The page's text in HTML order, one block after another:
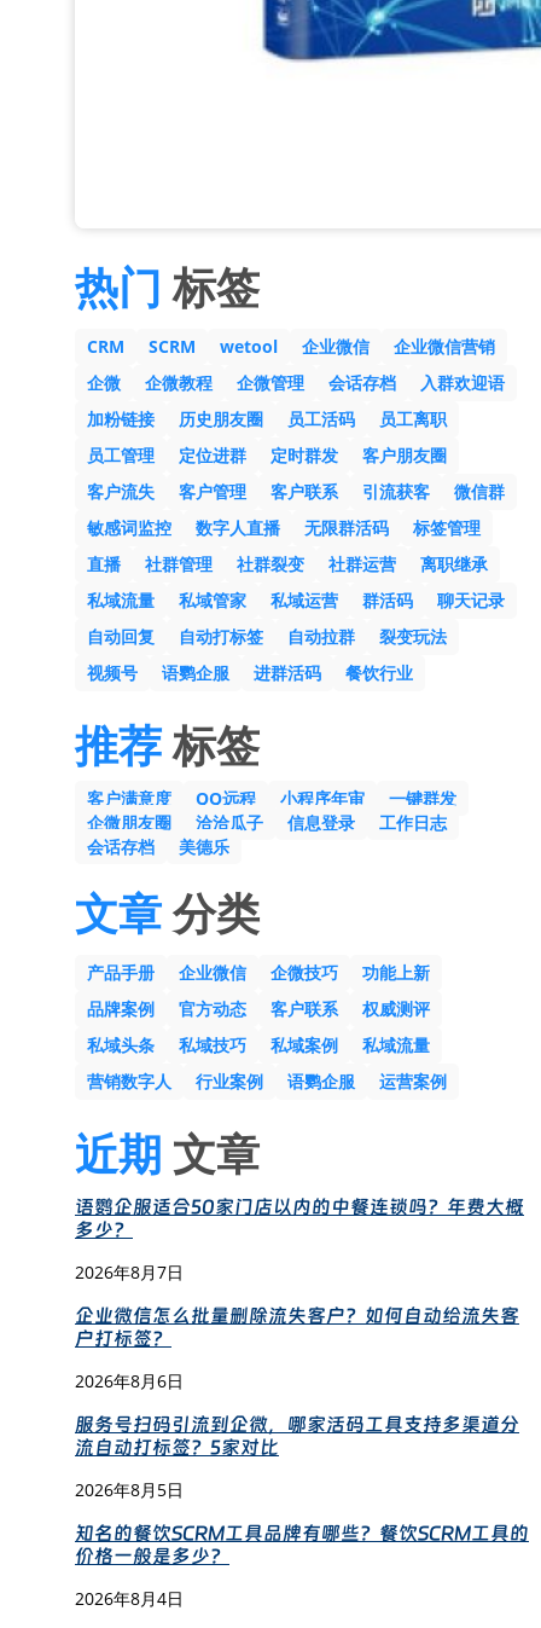
热门 标签
CRM SCRM wetool 企业微信
企业微信营销
企微
企微教程 企微管理 会话存档
入群欢迎语
加粉链接
历史朋友圈 员工活码
员工离职
员工管理
定位进群 定时群发
客户朋友圈
客户流失
客户管理 客户联系 引流获客
微信群
敏感词监控
数字人直播 无限群活码
标签管理
直播
社群管理 社群裂变 社群运营
离职继承
私域流量
私域管家 私域运营 群活码
聊天记录
自动回复
自动打标签 自动拉群
裂变玩法
视频号
语鹦企服 进群活码 餐饮行业
推荐标签
客户满意度 QQ远程 小程序年审
一键群发
企微朋友圈
洽洽瓜子 信息登录
工作日志
会话存档
美德乐
文章分类
产品手册 企业微信 企微技巧
功能上新
品牌案例
官方动态 客户联系
权威测评
私域头条
私域技巧 私域案例
私域流量
营销数字人
行业案例 语鹦企服 运营案例
近期 文章
语鹦企服适合50家门店以内的中餐连锁吗？年费大概
多少？
2026年8月7日
企业微信怎么批量删除流失客户？如何自动给流失客
户打标签？
2026年8月6日
服务号扫码引流到企微，哪家活码工具支持多渠道分
流自动打标签？5家对比
2026年8月5日
知名的餐饮SCRM工具品牌有哪些？餐饮SCRM工具的
价格一般是多少？
2026年8月4日